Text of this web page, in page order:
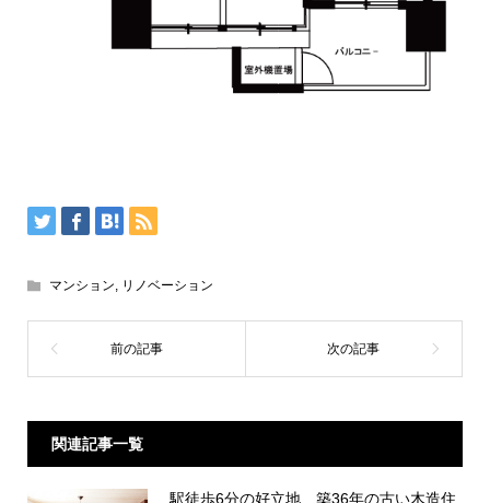
マンション リノベーション
関連記事一覧
駅徒歩6分の好立地 築36年の古い木造住